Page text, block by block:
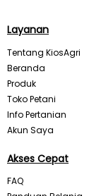
Layanan
Tentang KiosAgri
Beranda
Produk
Toko Petani
Info Pertanian
Akun Saya
Akses Cepat
FAQ